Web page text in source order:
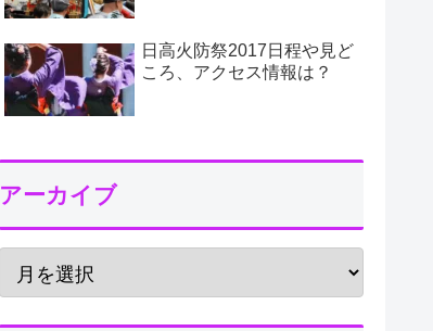
日高火防祭2017日程や見ど
ころ、アクセス情報は？
アーカイブ